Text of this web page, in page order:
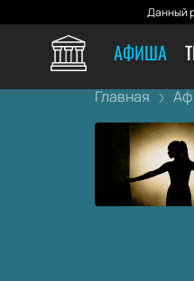
Данный
АФИША
Главная